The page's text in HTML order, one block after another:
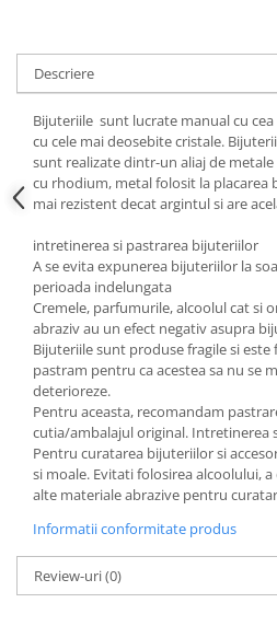
Martisoare
Descriere
Bijuteriile sunt lucrate manual cu
cu cele mai deosebite cristale.
sunt realizate dintr-un aliaj de
cu rhodium, metal folosit la placarea
mai rezistent decat argintul si are
intretinerea si pastrarea bijuteriilor
A se evita expunerea bijuteriilor la
perioada indelungata
Cremele, parfumurile, alcoolul cat si
abraziv au un efect negativ asupra
Bijuteriile sunt produse fragile si
pastram pentru ca acestea sa nu se
deterioreze.
Pentru aceasta, recomandam
cutia/ambalajul original. Intretinerea
Pentru curatarea bijuteriilor si
si moale. Evitati folosirea alcoolului,
alte materiale abrazive pentru
Informatii conformitate produs
Review-uri(0)